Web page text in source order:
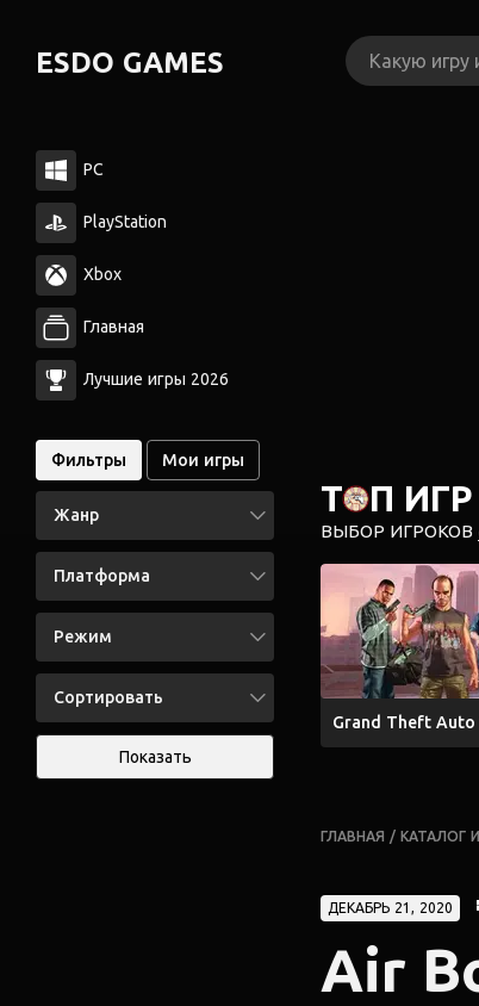
ESDO GAMES
PC
PlayStation
Xbox
Главная
Лучшие игры 2026
Фильтры Мои игры
Жанр
Платформа
Режим
Сортировать
Показать
ТОП ИГР
ВЫБОР ИГРОКОВ
Grand Theft Auto
ГЛАВНАЯ / КАТАЛОГ
ДЕКАБРЬ 21, 2020
Air